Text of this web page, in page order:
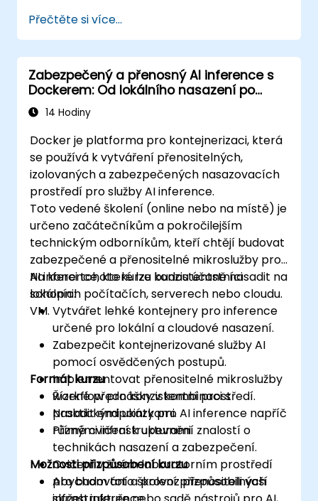
Přečtěte si více...
Zabezpečený a přenosný AI inference s
Dockerem: Od lokálního nasazení po
cloud14 Hodiny
Docker je platforma pro kontejnerizaci, která
se používá k vytváření přenositelných,
izolovaných a zabezpečených nasazovacích
prostředí pro služby AI inference.
Toto vedené školení (online nebo na místě) je
určeno začátečníkům a pokročilejším
technickým odborníkům, kteří chtějí budovat
zabezpečené a přenositelné mikroslužby pro
AI inference, které lze konzistentně nasadit na
lokálních počítačích, serverech nebo cloudu.
VM.
Na konci tohoto kurzu budou účastníci
schopni:
Vytvářet lehké kontejnery pro inference
určené pro lokální a cloudové nasazení.
Zabezpečit kontejnerizované služby AI
pomocí osvědčených postupů.
Implementovat přenositelné mikroslužby
workflow pro konzistentní prostředí.
Nasadit endpointy pro AI inference napříč
různými infrastrukturami.
Formát kurzu
Řízené přednášky v kombinaci s
praktickými ukázkami.
Přímé cvičení k upevnění znalostí o
technikách nasazení a zabezpečení.
Cvičení v živém laboratorním prostředí
pro budování a provoz přenositelných
Možnosti přizpůsobení kurzu
Abychom toto školení přizpůsobili vaší